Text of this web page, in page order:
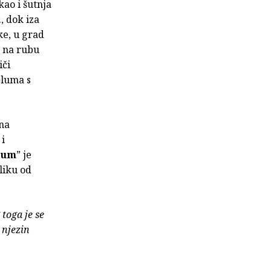
i šutnja
dok iza
u grad
na rubu
s
i
” je
od
je se